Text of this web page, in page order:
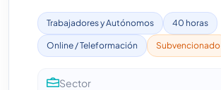
Trabajadores y Autónomos 40 horas
Online / Teleformación Subvencionado
Sector